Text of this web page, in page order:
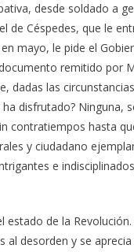
desde soldado a
de Céspedes, que le
mayo, le pide el
remitido por
dadas las
disfrutado?
contratiempos hasta
y ciudadano
e
estado de la
al desorden y se